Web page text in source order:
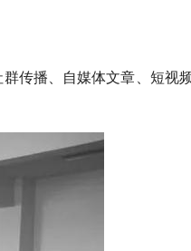
传播、自媒体文章、短视